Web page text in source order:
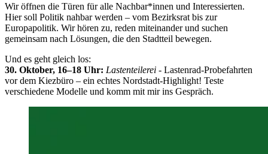
Wir öffnen die Türen für alle Nachbar*innen und Interessierten.
Hier soll Politik nahbar werden – vom Bezirksrat bis zur
Europapolitik. Wir hören zu, reden miteinander und suchen
gemeinsam nach Lösungen, die den Stadtteil bewegen.
Und es geht gleich los:
30. Oktober, 16–18 Uhr: Lastenteilerei - Lastenrad-Probefahrten
vor dem Kiezbüro – ein echtes Nordstadt-Highlight! Teste
verschiedene Modelle und komm mit mir ins Gespräch.